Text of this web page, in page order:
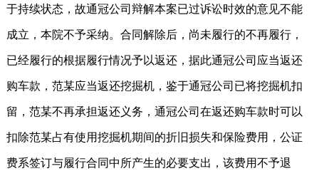
于持续状态，故通冠公司辩解本案已过诉讼时效的意见不能
成立，本院不予采纳。合同解除后，尚未履行的不再履行，
已经履行的根据履行情况予以返还，据此通冠公司应当返还
购车款，范某应当返还挖掘机，鉴于通冠公司已将挖掘机扣
留，范某不再承担返还义务，通冠公司在返还购车款时可以
扣除范某占有使用挖掘机期间的折旧损失和保险费用，公证
费系签订与履行合同中所产生的必要支出，该费用不予退